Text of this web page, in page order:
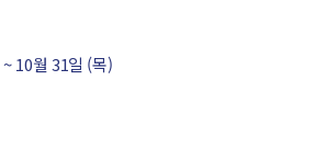
10월 31일 (목)